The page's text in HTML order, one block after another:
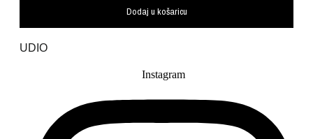
Dodaj u košaricu
UDIO
Instagram